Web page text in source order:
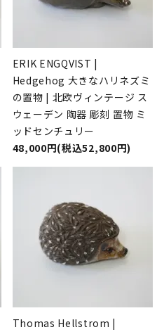
ERIK ENGQVIST |
Hedgehog 大きなハリネズミ
の置物 | 北欧ヴィンテージ ス
ウェーデン 陶器 彫刻 置物 ミ
ッドセンチュリー
48,000円(税込52,800円)
Thomas Hellstrom |